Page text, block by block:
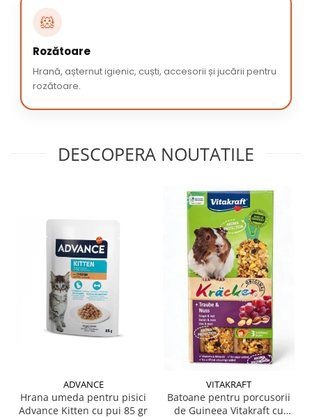
🐹
Rozătoare
Hrană, așternut igienic, cuști, accesorii și jucării pentru
rozătoare.
DESCOPERA NOUTATILE
ADVANCE
Hrana umeda pentru pisici
Advance Kitten cu pui 85 gr
VITAKRAFT
Batoane pentru porcusorii
de Guineea Vitakraft cu